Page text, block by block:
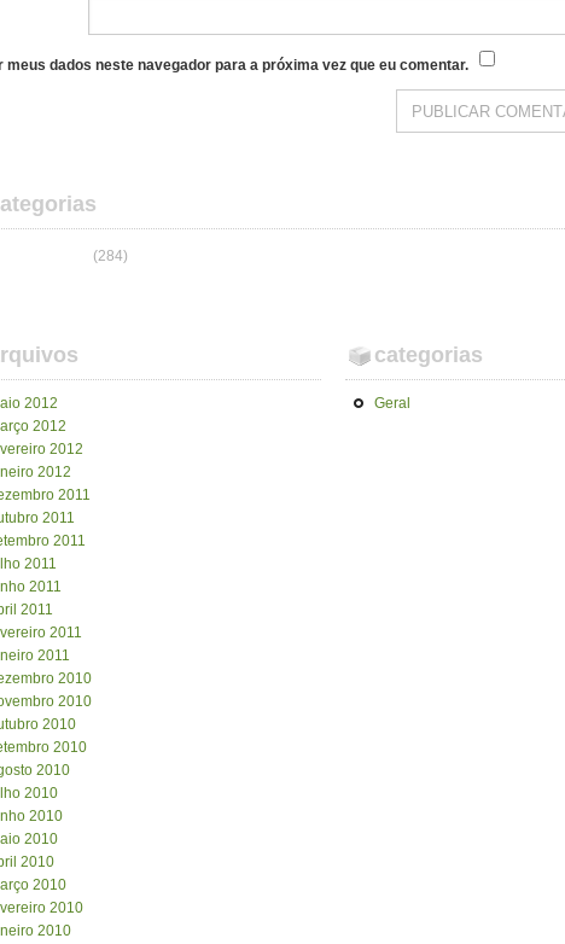
meus dados neste navegador para a próxima vez que eu comentar.
(284)
2012
2012
2012
2012
2011
2011
2011
2011
2011
2011
2011
2011
2010
2010
2010
2010
2010
2010
2010
2010
2010
2010
2010
2010
categorias
Geral